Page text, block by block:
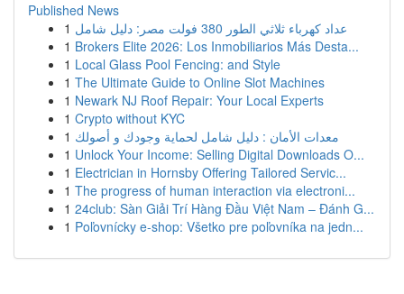
Published News
1
عداد كهرباء ثلاثي الطور 380 فولت مصر: دليل شامل
1 Brokers Elite 2026: Los Inmobiliarios Más Desta...
1 Local Glass Pool Fencing: and Style
1 The Ultimate Guide to Online Slot Machines
1 Newark NJ Roof Repair: Your Local Experts
1 Crypto without KYC
1 معدات الأمان : دليل شامل لحماية وجودك و أصولك
1 Unlock Your Income: Selling Digital Downloads O...
1 Electrician in Hornsby Offering Tailored Servic...
1 The progress of human interaction via electroni...
1 24club: Sàn Giải Trí Hàng Đầu Việt Nam – Đánh G...
1 Poľovnícky e-shop: Všetko pre poľovníka na jedn...